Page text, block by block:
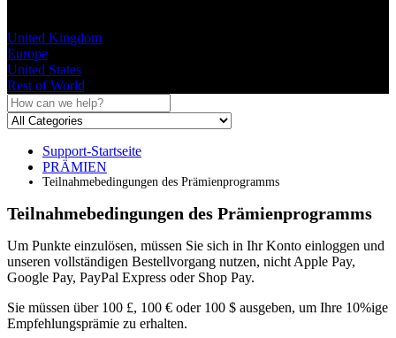
United Kingdom
Europe
United States
Rest of World
Support-Startseite
PRÄMIEN
Teilnahmebedingungen des Prämienprogramms
Teilnahmebedingungen des Prämienprogramms
Um Punkte einzulösen, müssen Sie sich in Ihr Konto einloggen und
unseren vollständigen Bestellvorgang nutzen, nicht Apple Pay,
Google Pay, PayPal Express oder Shop Pay.
Sie müssen über 100 £, 100 € oder 100 $ ausgeben, um Ihre 10%ige
Empfehlungsprämie zu erhalten.